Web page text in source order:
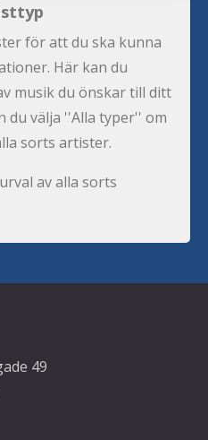
för att du ska kunna
Här kan du
musik du önskar till ditt
du välja ''Alla typer'' om
sorts artister.
av alla sorts
49